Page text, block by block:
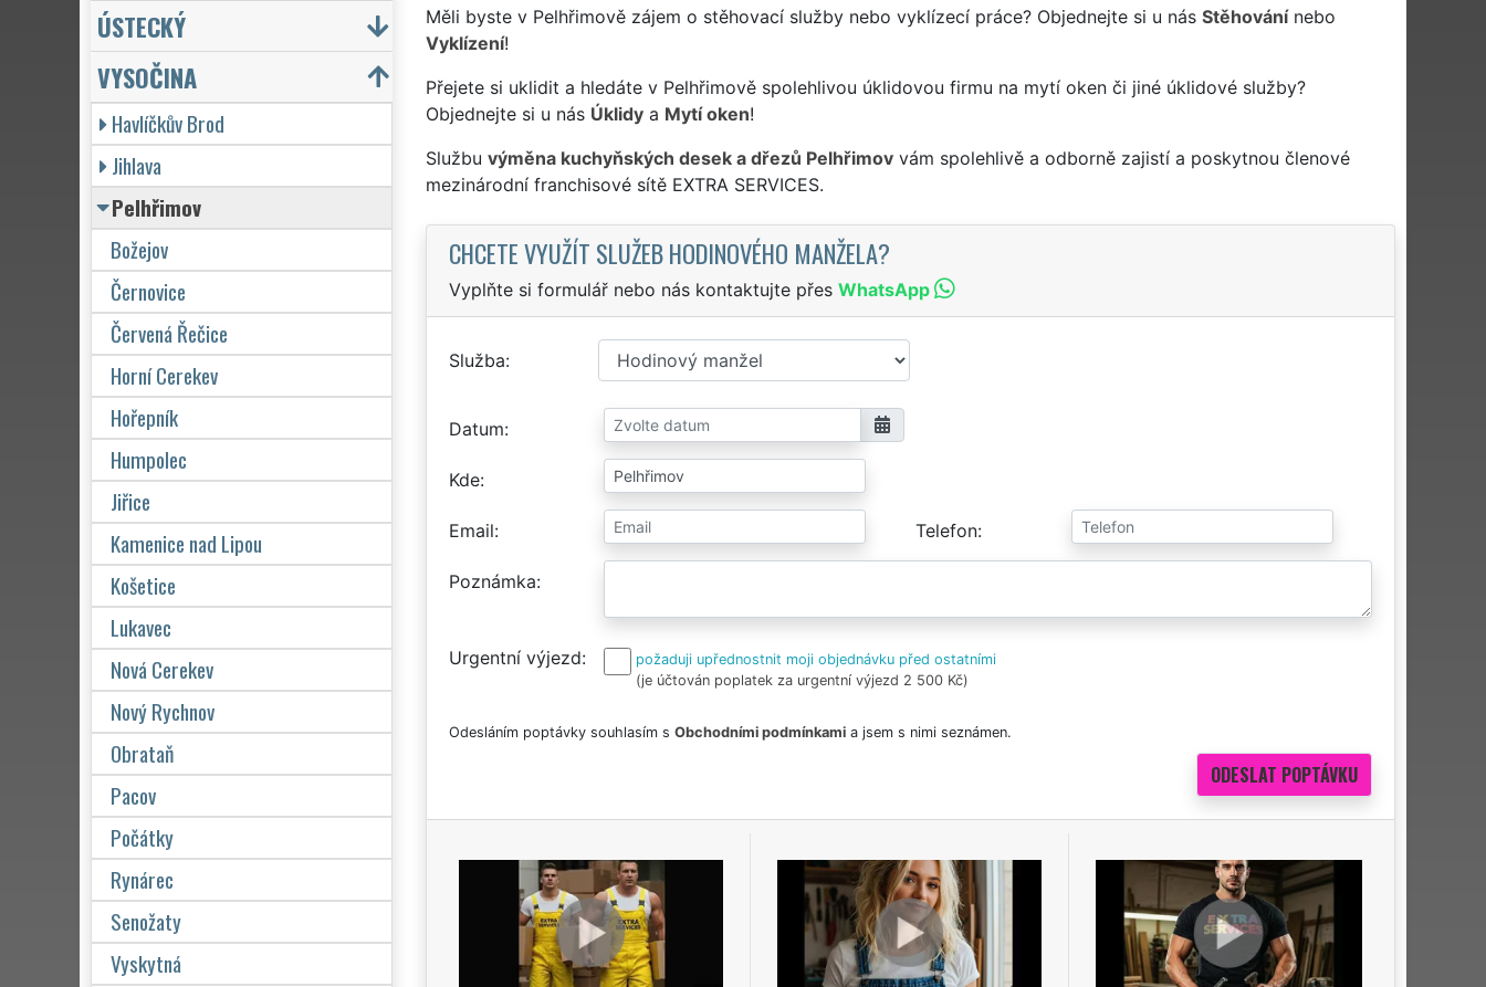
Měli byste v Pelhřimově zájem o stěhovací služby nebo vyklízecí práce? Objednejte si u nás Stěhovánínebo
Vyklízení!
Přejete si uklidit a hledáte v Pelhřimově spolehlivou úklidovou firmu na mytí oken či jiné úklidové služby?
Objednejte si u nás Úklidya Mytí oken!
Službu výměna kuchyňských desek a dřezů Pelhřimovvám spolehlivě a odborně zajistí a poskytnou členové
mezinárodní franchisové sítě EXTRA SERVICES.
CHCETE VYUŽÍT SLUŽEB HODINOVÉHO MANŽELA?
Vyplňte si formulář nebo nás kontaktujte přes WhatsApp
Služba
Datum
Kde
Email Telefon
Poznámka
Urgentní výjezd
požaduji upřednostnit moji objednávku před ostatními
(je účtován poplatek za urgentní výjezd 2 500 Kč)
Odesláním poptávky souhlasím s Obchodními podmínkamia jsem s nimi seznámen.
ÚSTECKÝ
VYSOČINA
Havlíčkův Brod
Jihlava
Pelhřimov
Božejov
Černovice
Červená Řečice
Horní Cerekev
Hořepník
Humpolec
Jiřice
Kamenice nad Lipou
Košetice
Lukavec
Nová Cerekev
Nový Rychnov
Obrataň
Pacov
Počátky
Rynárec
Senožaty
Vyskytná